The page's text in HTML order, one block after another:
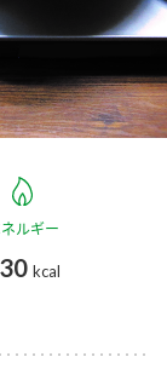
味料
ルギー
kcal